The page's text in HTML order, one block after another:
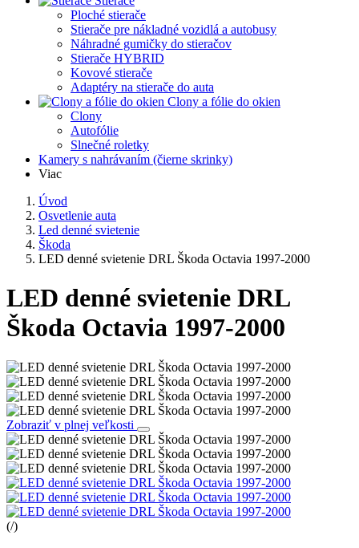
Ploché stierače
Stierače pre nákladné vozidlá a autobusy
Náhradné gumičky do stieračov
Stierače HYBRID
Kovové stierače
Adaptéry na stierače do auta
Clony a fólie do okien
Clony
Autofólie
Slnečné roletky
Kamery s nahrávaním (čierne skrinky)
Viac
Úvod
Osvetlenie auta
Led denné svietenie
Škoda
LED denné svietenie DRL Škoda Octavia 1997-2000
LED denné svietenie DRL
Škoda Octavia 1997-2000
Zobraziť v plnej veľkosti
(/)